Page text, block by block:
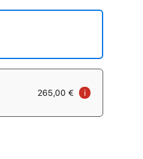
265,00 € i